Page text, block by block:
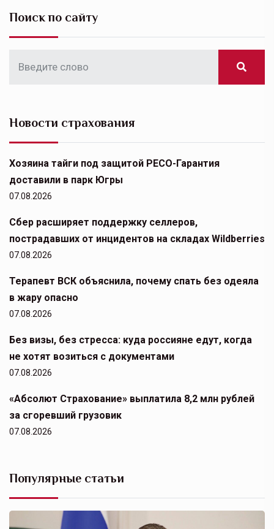
Поиск по сайту
Новости страхования
Хозяина тайги под защитой РЕСО-Гарантия
доставили в парк Югры
07.08.2026
Сбер расширяет поддержку селлеров,
пострадавших от инцидентов на складах Wildberries
07.08.2026
Терапевт ВСК объяснила, почему спать без одеяла
в жару опасно
07.08.2026
Без визы, без стресса: куда россияне едут, когда
не хотят возиться с документами
07.08.2026
«Абсолют Страхование» выплатила 8,2 млн рублей
за сгоревший грузовик
07.08.2026
Популярные статьи